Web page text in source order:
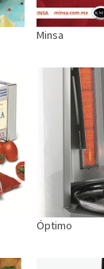
Minsa
Óptimo